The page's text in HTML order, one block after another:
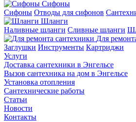
Сифоны
Сифоны Отводы для сифонов
Шланги
Наливные шланги Сливные шланги
Для
Заглушки Инструменты Картриджи
Услуги
Доставка сантехники в Энгельсе
Вызов сантехника на дом в Энгельсе
Установка отопления
Сантехнические работы
Статьи
Новости
Контакты